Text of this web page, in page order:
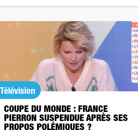
Télévision
COUPE DU MONDE : FRANCE
PIERRON SUSPENDUE APRÈS SES
PROPOS POLÉMIQUES ?